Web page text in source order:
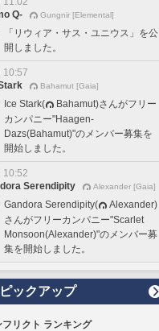
Q-
Gungnir [Elemental]
「リウィア・サス・ユニウス」を公
開しました。
10:57
Bahamut [Gaia]
Ice Stark(
Bahamut)さんがフリー
カンパニー"Haagen-
Dazs(Bahamut)"のメンバー募集を
開始しました。
10:52
Serendipity
Alexander [Gaia]
Gandora Serendipity(
Alexander)
さんがフリーカンパニー"Scarlet
Monsoon(Alexander)"のメンバー募
集を開始しました。
ックアップ
リクト ランキング